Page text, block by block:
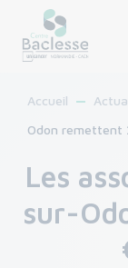
Accueil
Odon remettent
Les
sur-